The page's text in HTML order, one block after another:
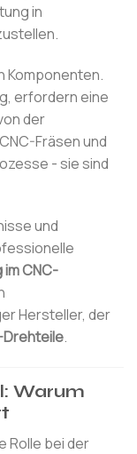
in
Komponenten.
erfordern eine
der
Fräsen und
- sie sind
und
im CNC-
Hersteller, der
Drehteile.
Warum
Rolle bei der